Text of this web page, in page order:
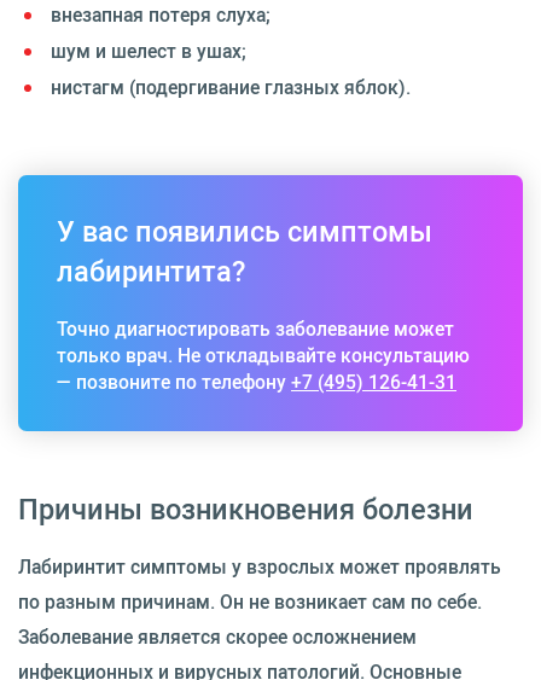
внезапная потеря слуха;
шум и шелест в ушах;
нистагм (подергивание глазных яблок).
У вас появились симптомы
лабиринтита?
Точно диагностировать заболевание может
только врач. Не откладывайте консультацию
— позвоните по телефону+7 (495) 126-41-31
Причины возникновения болезни
Лабиринтит симптомы у взрослых может проявлять
по разным причинам. Он не возникает сам по себе.
Заболевание является скорее осложнением
инфекционных и вирусных патологий. Основные